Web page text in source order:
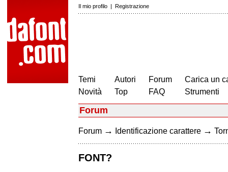
Il mio profilo | Registrazione
Temi
Novità
Autori
Top
Forum
FAQ
Carica un
Strumenti
Forum
Forum → Identificazione carattere →
FONT?